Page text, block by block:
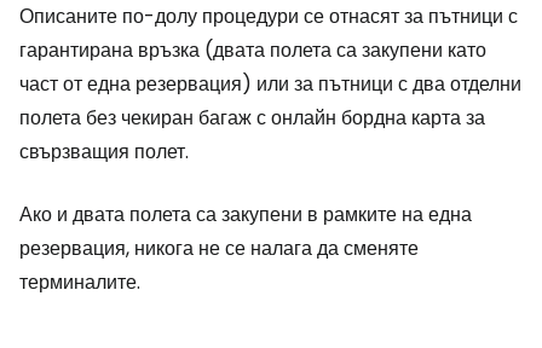
Описаните по-долу процедури се отнасят за пътници с
гарантирана връзка (двата полета са закупени като
част от една резервация) или за пътници с два отделни
полета без чекиран багаж с онлайн бордна карта за
свързващия полет.
Ако и двата полета са закупени в рамките на една
резервация, никога не се налага да сменяте
терминалите.